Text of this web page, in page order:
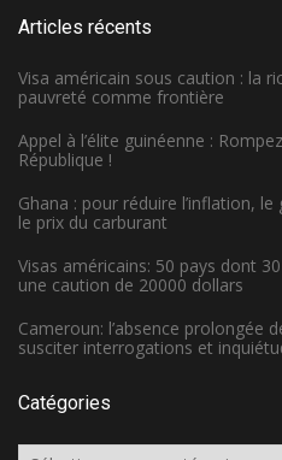
Articles récents
Visa américain sous caution : la
pauvreté comme frontière
Appel à l’élite guinéenne :
République !
Ghana : pour réduire l’inflation,
le prix du carburant
Visas américains: 50 pays dont
une caution de 20000 dollars
Cameroun: l’absence prolongée
susciter interrogations et
Catégories